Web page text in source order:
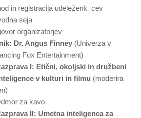
in registracija udeleženk_cev
seja
organizatorjev
Dr. Angus Finney (Univerza v
Fox Entertainment)
I: Etični, okoljski in družbeni
v kulturi in filmu (moderira
za kavo
II: Umetna inteligenca za